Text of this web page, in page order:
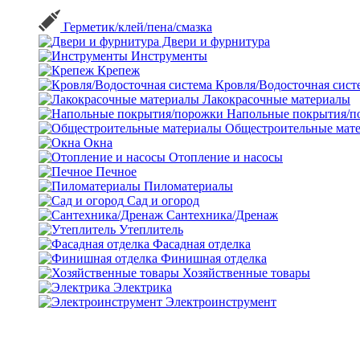
Герметик/клей/пена/смазка
Двери и фурнитура
Инструменты
Крепеж
Кровля/Водосточная
Лакокрасочные материалы
Напольные покрытия/
Общестроительные
Окна
Отопление и насосы
Печное
Пиломатериалы
Сад и огород
Сантехника/Дренаж
Утеплитель
Фасадная отделка
Финишная отделка
Хозяйственные товары
Электрика
Электроинструмент